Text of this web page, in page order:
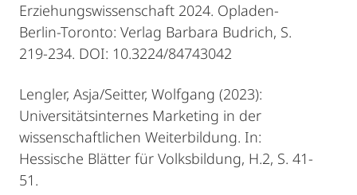
Erziehungswissenschaft 2024. Opladen-
Berlin-Toronto: Verlag Barbara Budrich, S.
219-234. DOI: 10.3224/84743042
Lengler, Asja/Seitter, Wolfgang (2023):
Universitätsinternes Marketing in der
wissenschaftlichen Weiterbildung. In:
Hessische Blätter für Volksbildung, H.2, S. 41-
51.